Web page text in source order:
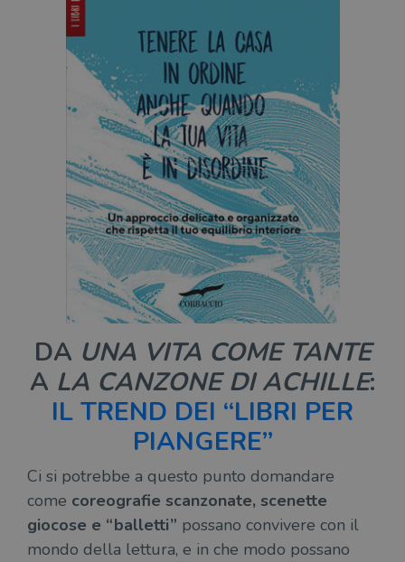
DA UNA VITA COME TANTE
A LA CANZONE DI ACHILLE:
IL TREND DEI “LIBRI PER
PIANGERE”
Ci si potrebbe a questo punto domandare
come coreografie scanzonate, scenette
giocose e “balletti” possano convivere con il
mondo della lettura, e in che modo possano